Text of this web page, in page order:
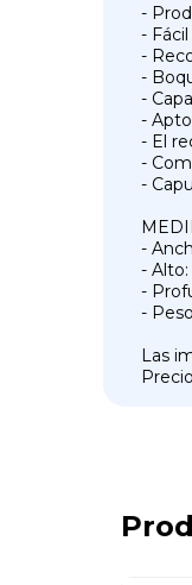
-
-
-
-
-
-
- El
-
-
-
- Alto:
-
-
Las